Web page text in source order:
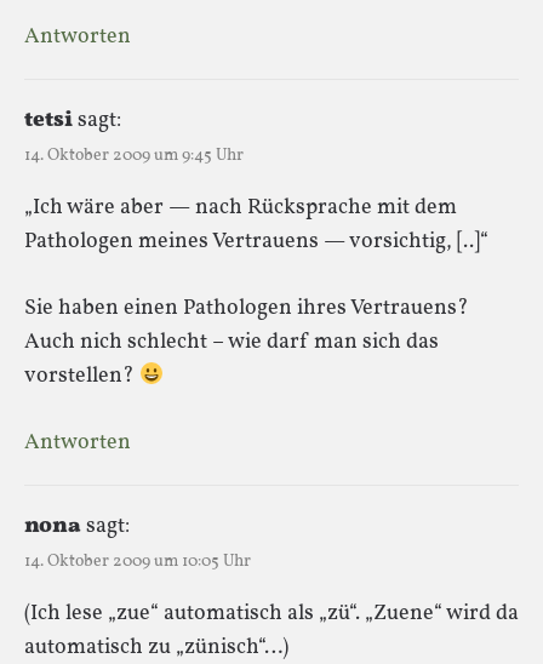
Antworten
tetsisagt:
14. Oktober 2009 um 9:45 Uhr
„Ich wäre aber — nach Rücksprache mit dem
Pathologen meines Vertrauens — vorsichtig, [..]“
Sie haben einen Pathologen ihres Vertrauens?
Auch nich schlecht – wie darf man sich das
vorstellen?
Antworten
nonasagt:
14. Oktober 2009 um 10:05 Uhr
(Ich lese „zue“ automatisch als „zü“. „Zuene“ wird da
automatisch zu „zünisch“…)